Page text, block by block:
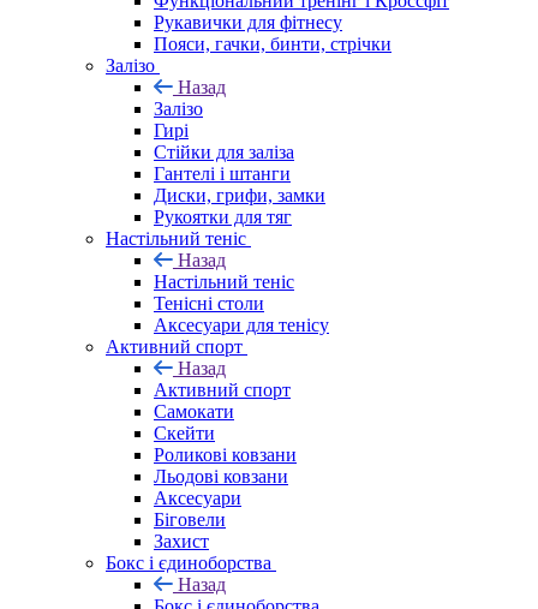
Рукавички для фітнесу
Пояси, гачки, бинти, стрічки
Залізо
Назад
Залізо
Гирі
Стійки для заліза
Гантелі і штанги
Диски, грифи, замки
Рукоятки для тяг
Настільний теніс
Назад
Настільний теніс
Тенісні столи
Аксесуари для тенісу
Активний спорт
Назад
Активний спорт
Самокати
Скейти
Роликові ковзани
Льодові ковзани
Аксесуари
Біговели
Захист
Бокс і єдиноборства
Назад